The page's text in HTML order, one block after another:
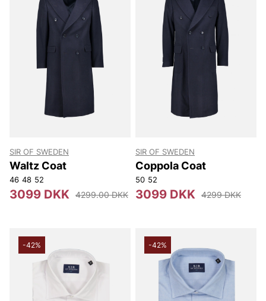
SIR OF SWEDEN
Waltz Coat
46 48 52
3099 DKK 4299.00 DKK
SIR OF SWEDEN
Coppola Coat
50 52
3099 DKK 4299 DKK
-42% -42%